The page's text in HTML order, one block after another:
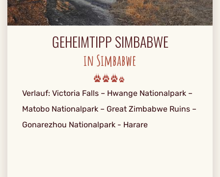
GEHEIMTIPP SIMBABWE
in Simbabwe
Verlauf: Victoria Falls – Hwange Nationalpark –
Matobo Nationalpark – Great Zimbabwe Ruins –
Gonarezhou Nationalpark - Harare